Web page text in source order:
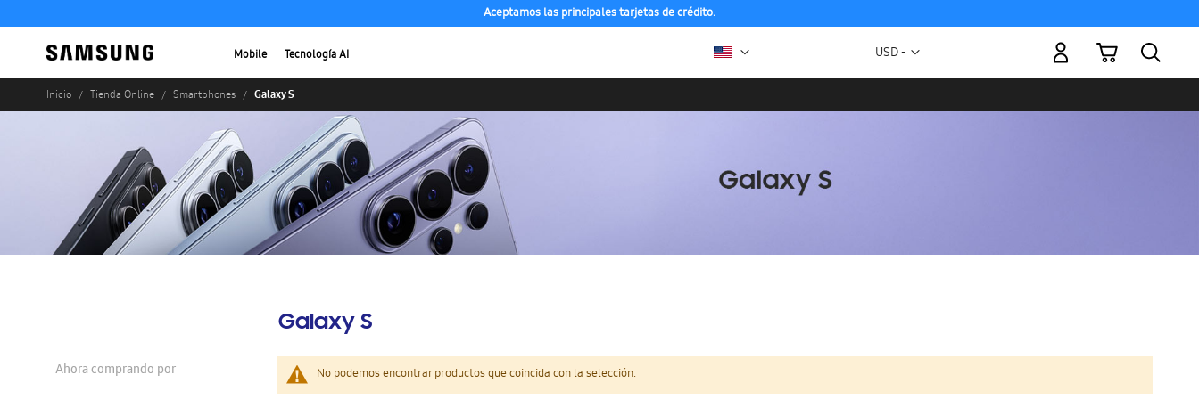
Aceptamos las principales tarjetas de crédito.
Mobile Tecnología AI Moneda
USD -
Mi carrito
Inicio Tienda Online Smartphones Galaxy S
Galaxy S
No podemos encontrar productos que coincida con la selección.
Ahora comprando por